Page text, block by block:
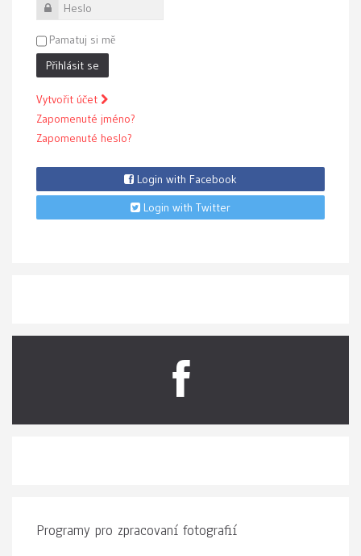
Heslo
Pamatuj si mě
Přihlásit se
Vytvořit účet
Zapomenuté jméno?
Zapomenuté heslo?
Login with Facebook
Login with Twitter
Programy pro zpracovaní fotografií